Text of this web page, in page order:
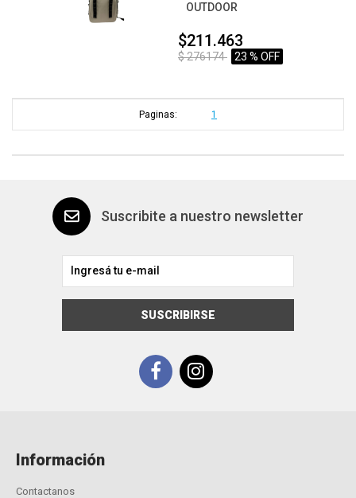
OUTDOOR
$211.463
$ 276174 23 % OFF
Paginas: 1
Suscribite a nuestro newsletter
SUSCRIBIRSE
Información
Contactanos